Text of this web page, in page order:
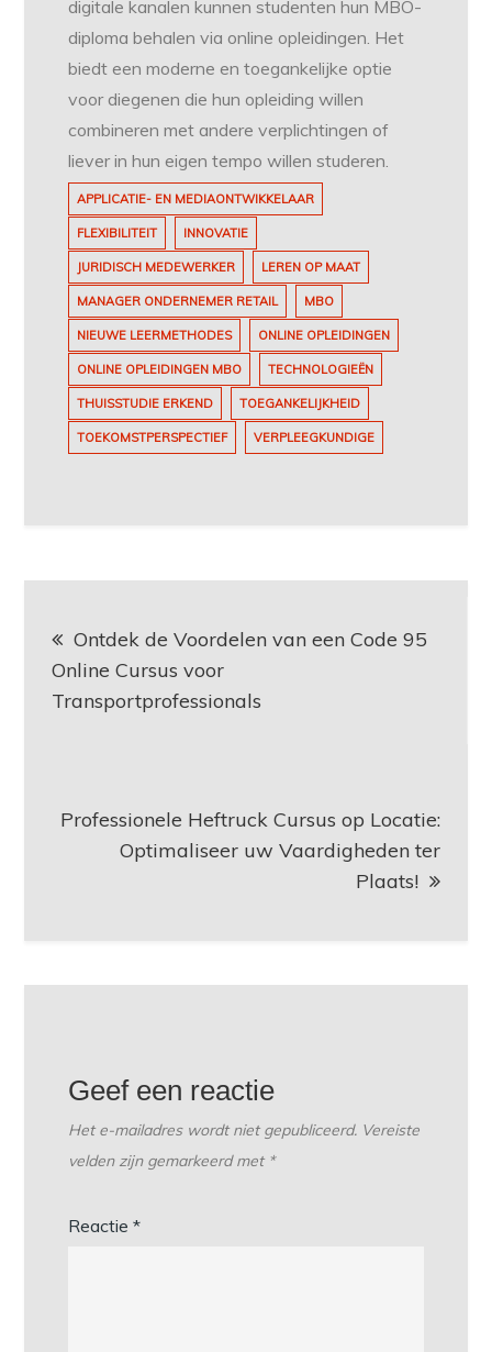
digitale kanalen kunnen studenten hun MBO-
diploma behalen via online opleidingen. Het
biedt een moderne en toegankelijke optie
voor diegenen die hun opleiding willen
combineren met andere verplichtingen of
liever in hun eigen tempo willen studeren.
APPLICATIE- EN MEDIAONTWIKKELAAR
FLEXIBILITEIT INNOVATIE
JURIDISCH MEDEWERKER LEREN OP MAAT
MANAGER ONDERNEMER RETAIL MBO
NIEUWE LEERMETHODES ONLINE OPLEIDINGEN
ONLINE OPLEIDINGEN MBO TECHNOLOGIEËN
THUISSTUDIE ERKEND TOEGANKELIJKHEID
TOEKOMSTPERSPECTIEF VERPLEEGKUNDIGE
Ontdek de Voordelen van een Code 95
Online Cursus voor
Transportprofessionals
Professionele Heftruck Cursus op Locatie:
Optimaliseer uw Vaardigheden ter
Plaats!
Geef een reactie
Het e-mailadres wordt niet gepubliceerd. Vereiste
velden zijn gemarkeerd met *
Reactie*